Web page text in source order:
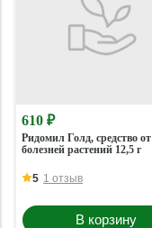
610 ₽
Ридомил Голд, средство от
болезней растений 12,5 г
5 1 отзыв
В корзину